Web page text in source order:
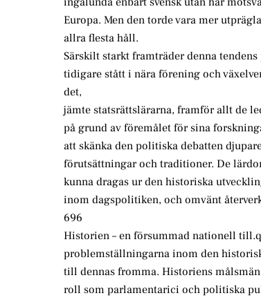
Europa. Men den torde vara mer
allra flesta håll.
Särskilt starkt framträder denna
tidigare stått i nära förening och
det,
jämte statsrättslärarna, framför allt de
på grund av föremålet för sina
att skänka den politiska debatten
förutsättningar och traditioner. De
kunna dragas ur den historiska
inom dagspolitiken, och omvänt
696
Historien – en försummad nationell
problemställningarna inom den
till dennas fromma. Historiens
roll som parlamentarici och politiska